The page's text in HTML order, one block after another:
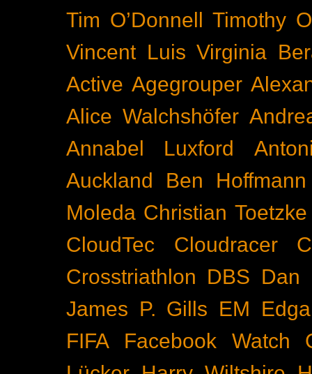
Tim O’Donnell Timothy
Vincent Luis Virginia
Active Agegrouper
Alice Walchshöfer
Annabel Luxford
Auckland
Ben Hoffmann
Moleda Christian Toetzke
CloudTec
Cloudracer
Crosstriathlon DBS Dan
James P. Gills EM
FIFA
Facebook Watch